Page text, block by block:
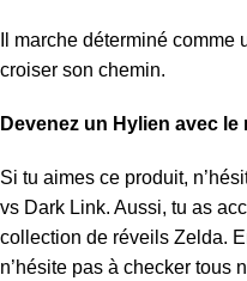
Il marche déterminé
croiser son chemin.
Devenez un Hylien avec
Si tu aimes ce produit,
vs Dark Link. Aussi, tu as
collection de réveils Zelda.
n’hésite pas à checker tous